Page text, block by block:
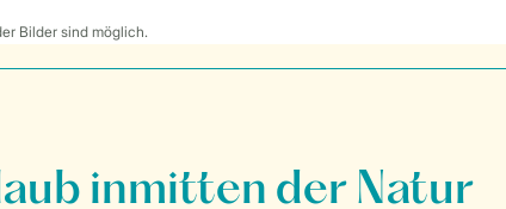
Bilder sind möglich.
inmitten der Natur